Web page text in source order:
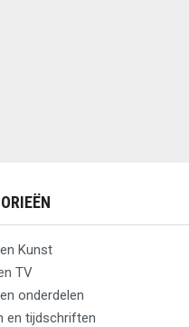
Kunst
TV
onderdelen
en tijdschriften